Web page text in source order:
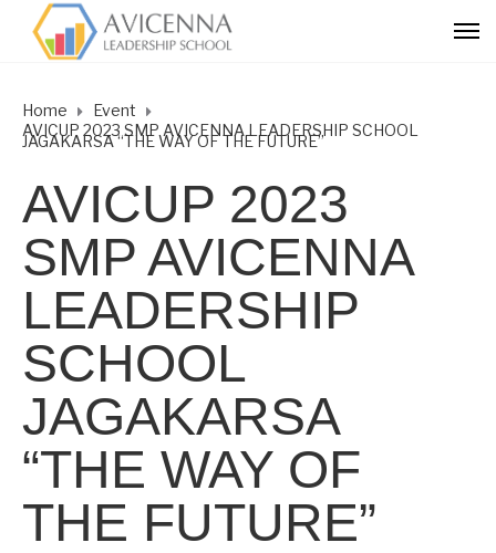
Home
Event
AVICUP 2023 SMP AVICENNA LEADERSHIP SCHOOL
JAGAKARSA “THE WAY OF THE FUTURE”
AVICUP 2023
SMP AVICENNA
LEADERSHIP
SCHOOL
JAGAKARSA
“THE WAY OF
THE FUTURE”